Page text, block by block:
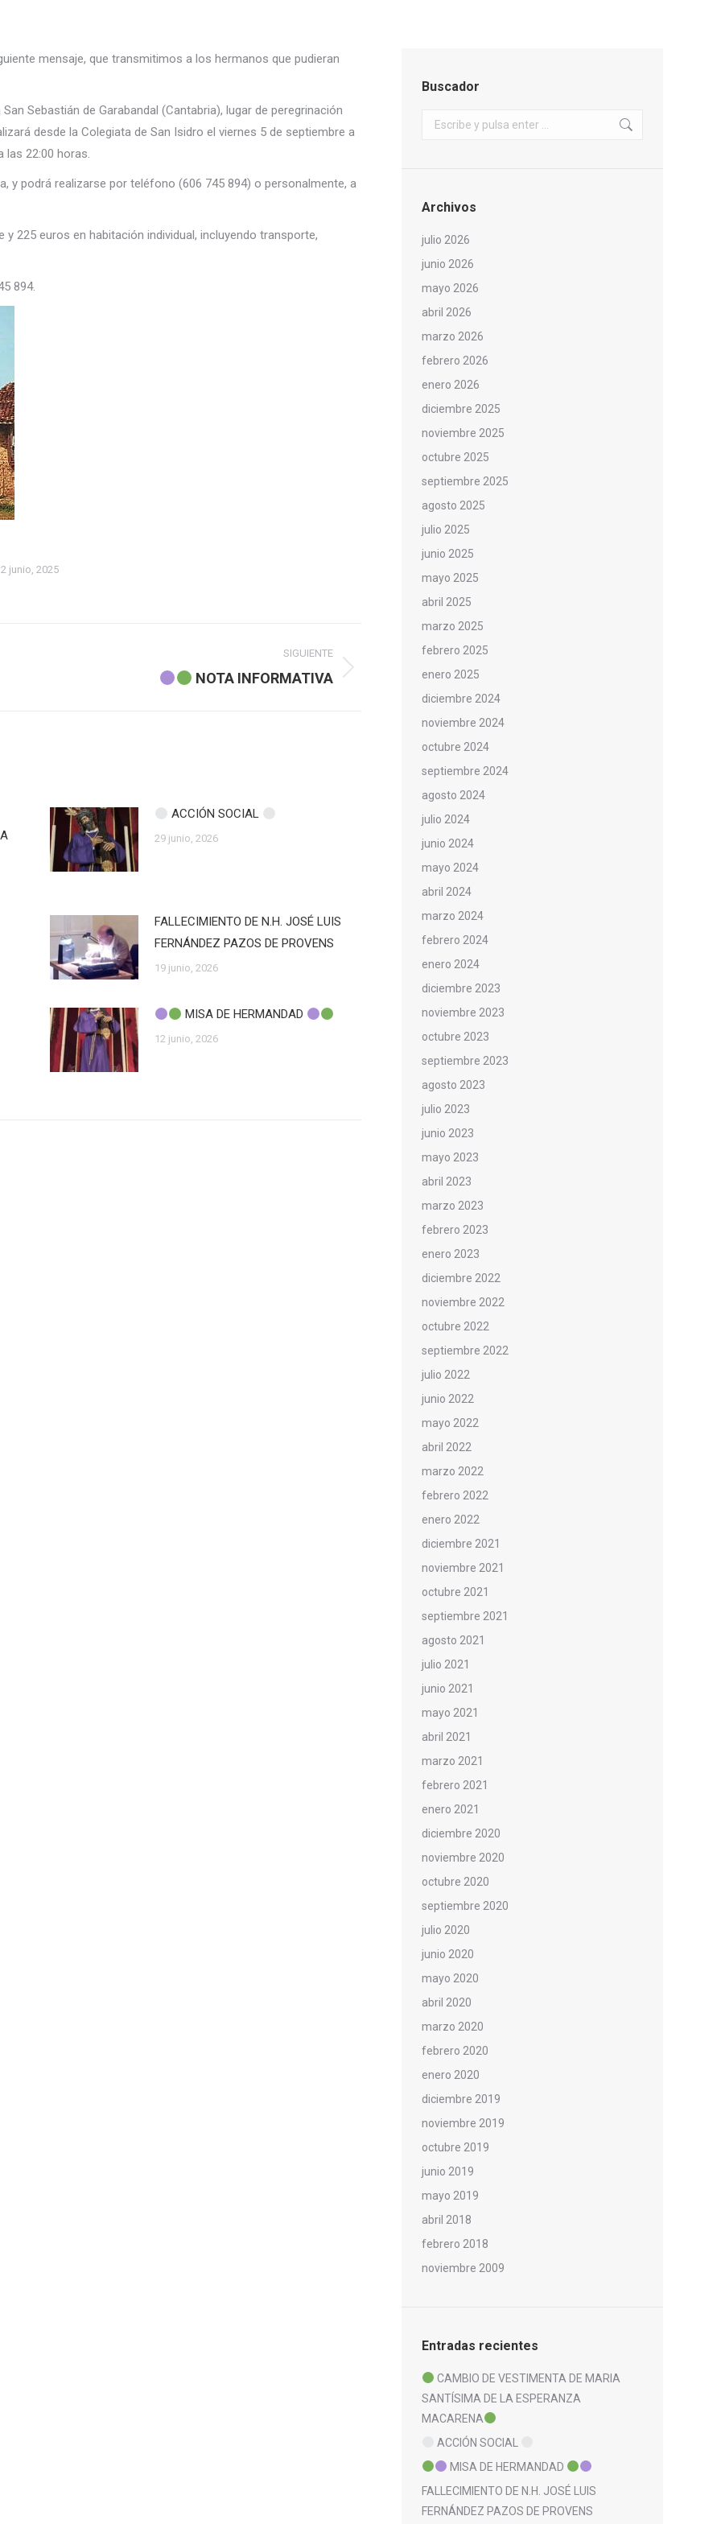
mensaje, que transmitimos a los hermanos que pudieran
Sebastián de Garabandal (Cantabria), lugar de peregrinación
desde la Colegiata de San Isidro el viernes 5 de septiembre a
las 22:00 horas.
y podrá realizarse por teléfono (606 745 894) o personalmente, a
225 euros en habitación individual, incluyendo transporte,
894.
2 junio, 2025
SIGUIENTE
NOTA INFORMATIVA
ACCIÓN SOCIAL
29 junio, 2026
FALLECIMIENTO DE N.H. JOSÉ LUIS
FERNÁNDEZ PAZOS DE PROVENS
19 junio, 2026
MISA DE HERMANDAD
12 junio, 2026
Buscador
Buscar:
Archivos
julio 2026
junio 2026
mayo 2026
abril 2026
marzo 2026
febrero 2026
enero 2026
diciembre 2025
noviembre 2025
octubre 2025
septiembre 2025
agosto 2025
julio 2025
junio 2025
mayo 2025
abril 2025
marzo 2025
febrero 2025
enero 2025
diciembre 2024
noviembre 2024
octubre 2024
septiembre 2024
agosto 2024
julio 2024
junio 2024
mayo 2024
abril 2024
marzo 2024
febrero 2024
enero 2024
diciembre 2023
noviembre 2023
octubre 2023
septiembre 2023
agosto 2023
julio 2023
junio 2023
mayo 2023
abril 2023
marzo 2023
febrero 2023
enero 2023
diciembre 2022
noviembre 2022
octubre 2022
septiembre 2022
julio 2022
junio 2022
mayo 2022
abril 2022
marzo 2022
febrero 2022
enero 2022
diciembre 2021
noviembre 2021
octubre 2021
septiembre 2021
agosto 2021
julio 2021
junio 2021
mayo 2021
abril 2021
marzo 2021
febrero 2021
enero 2021
diciembre 2020
noviembre 2020
octubre 2020
septiembre 2020
julio 2020
junio 2020
mayo 2020
abril 2020
marzo 2020
febrero 2020
enero 2020
diciembre 2019
noviembre 2019
octubre 2019
junio 2019
mayo 2019
abril 2018
febrero 2018
noviembre 2009
Entradas recientes
CAMBIO DE VESTIMENTA DE MARIA
SANTÍSIMA DE LA ESPERANZA
MACARENA
ACCIÓN SOCIAL
MISA DE HERMANDAD
FALLECIMIENTO DE N.H. JOSÉ LUIS
FERNÁNDEZ PAZOS DE PROVENS